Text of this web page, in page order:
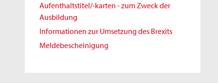
Aufenthaltstitel/-karten - zum Zweck der
Ausbildung
Informationen zur Umsetzung des Brexits
Meldebescheinigung